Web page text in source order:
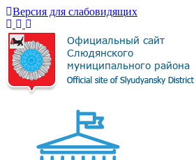
Версия для слабовидящих